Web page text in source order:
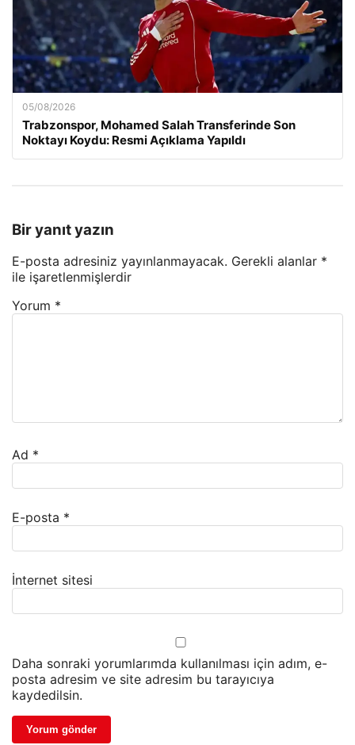
05/08/2026
Trabzonspor, Mohamed Salah Transferinde Son
Noktayı Koydu: Resmi Açıklama Yapıldı
Bir yanıt yazın
E-posta adresiniz yayınlanmayacak. Gerekli alanlar *
ile işaretlenmişlerdir
Yorum *
Ad *
E-posta *
İnternet sitesi
Daha sonraki yorumlarımda kullanılması için adım, e-
posta adresim ve site adresim bu tarayıcıya
kaydedilsin.